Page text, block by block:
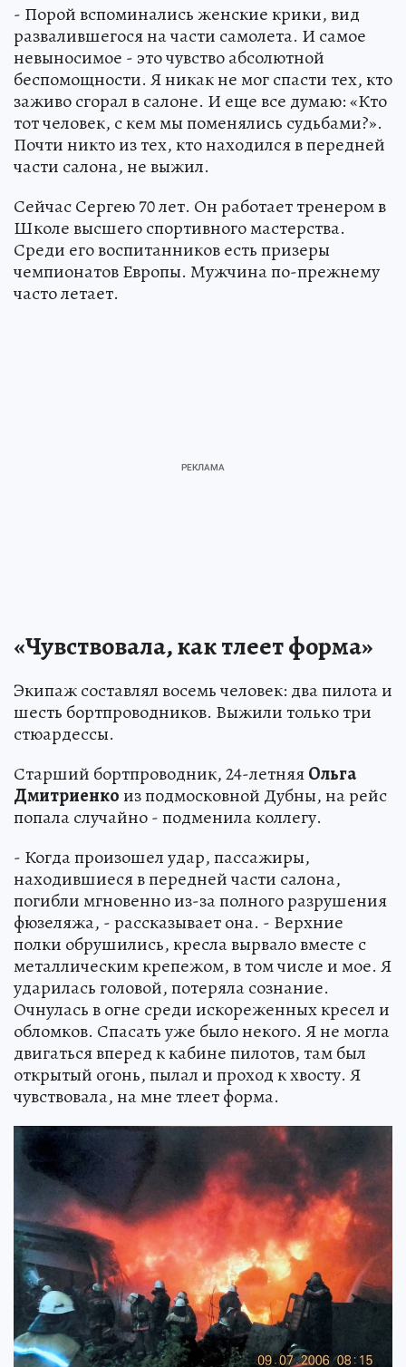
- Порой вспоминались женские крики, вид
развалившегося на части самолета. И самое
невыносимое - это чувство абсолютной
беспомощности. Я никак не мог спасти тех, кто
заживо сгорал в салоне. И еще все думаю: «Кто
тот человек, с кем мы поменялись судьбами?».
Почти никто из тех, кто находился в передней
части салона, не выжил.
Сейчас Сергею 70 лет. Он работает тренером в
Школе высшего спортивного мастерства.
Среди его воспитанников есть призеры
чемпионатов Европы. Мужчина по-прежнему
часто летает.
«Чувствовала, как тлеет форма»
Экипаж составлял восемь человек: два пилота и
шесть бортпроводников. Выжили только три
стюардессы.
Старший бортпроводник, 24-летняяОльга
Дмитриенкоиз подмосковной Дубны, на рейс
попала случайно - подменила коллегу.
- Когда произошел удар, пассажиры,
находившиеся в передней части салона,
погибли мгновенно из-за полного разрушения
фюзеляжа, - рассказывает она. - Верхние
полки обрушились, кресла вырвало вместе с
металлическим крепежом, в том числе и мое. Я
ударилась головой, потеряла сознание.
Очнулась в огне среди искореженных кресел и
обломков. Спасать уже было некого. Я не могла
двигаться вперед к кабине пилотов, там был
открытый огонь, пылал и проход к хвосту. Я
чувствовала, на мне тлеет форма.